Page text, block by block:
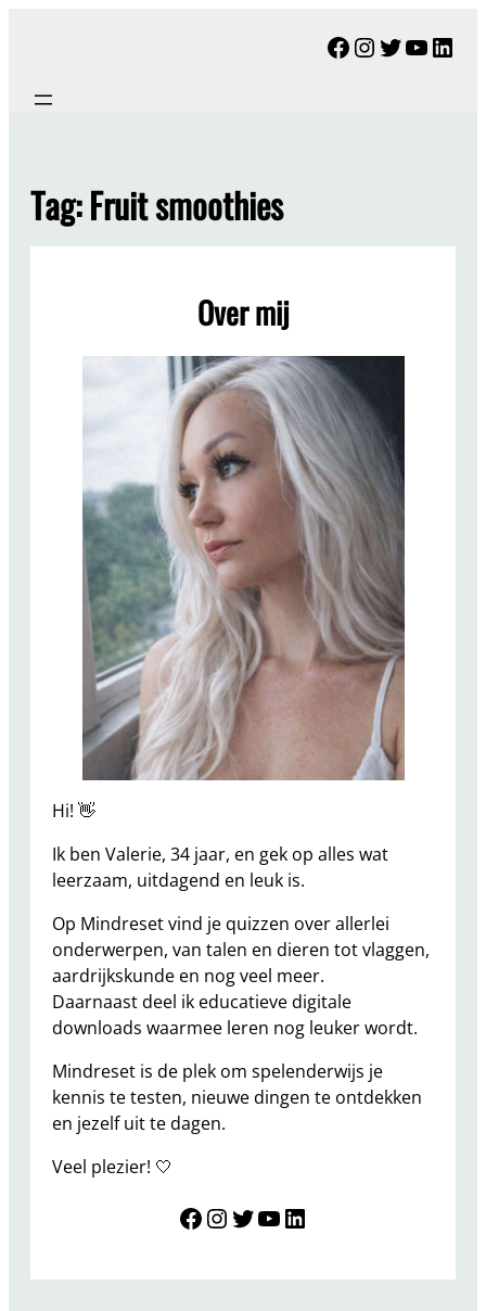
inhoud
Facebook
Instagram
Twitter
Tag:Fruit smoothies
Over mij
Hi! 👋
Ik ben Valerie, 34 jaar, en gek op alles wat
leerzaam, uitdagend en leuk is.
Op Mindreset vind je quizzen over allerlei
onderwerpen, van talen en dieren tot vlaggen,
aardrijkskunde en nog veel meer.
Daarnaast deel ik educatieve digitale
downloads waarmee leren nog leuker wordt.
Mindreset is de plek om spelenderwijs je
kennis te testen, nieuwe dingen te ontdekken
en jezelf uit te dagen.
Veel plezier! 🤍
Mindreset InstagramTwitter YouTube LinkedIn